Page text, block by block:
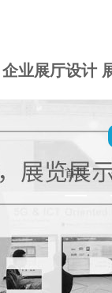
业展厅设计
首页